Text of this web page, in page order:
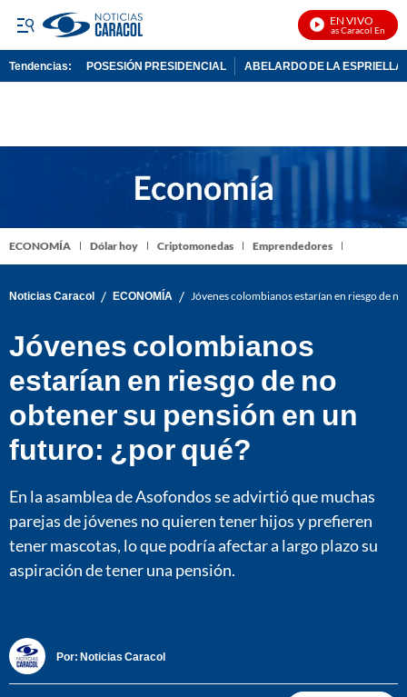
EN VIVO
Noticias Caracol En Vivo
Tendencias: POSESIÓN PRESIDENCIAL ABELARDO DE LA ESPRIELLA
ECONOMÍA Dólar hoy Criptomonedas Emprendedores
Noticias Caracol / ECONOMÍA / Jóvenes colombianos estarían en riesgo de
Jóvenes colombianos
estarían en riesgo de no
obtener su pensión en un
futuro: ¿por qué?
En la asamblea de Asofondos se advirtió que muchas
parejas de jóvenes no quieren tener hijos y prefieren
tener mascotas, lo que podría afectar a largo plazo su
aspiración de tener una pensión.
Por: Noticias Caracol